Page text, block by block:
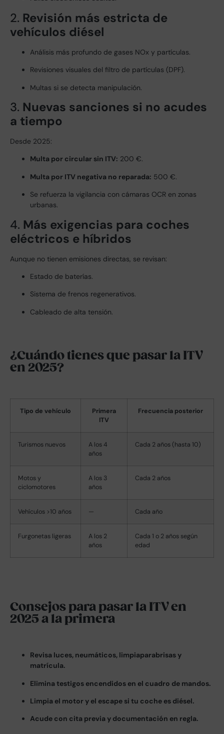
2. Revisión más estricta de
vehículos diésel
Análisis más profundo de gases NOx y partículas.
Revisiones visuales del filtro de partículas (DPF).
Multas si se detecta manipulación.
3. Nuevas sanciones si no acudes
a tiempo
Desde 2025:
Multa por circular sin ITV: 200 €.
Multa por ITV negativa no reparada: 500 €.
Se refuerza la vigilancia con cámaras OCR en zonas
urbanas.
4. Más exigencias para coches
eléctricos e híbridos
Aunque no tienen emisiones directas, se revisan:
Estado de baterías.
Sistema de frenos regenerativos.
Cableado de alta tensión.
¿Cuándo tienes que pasar la ITV
en 2025?
Tipo de vehículo
Primera
ITV
Frecuencia posterior
Turismos nuevos
A los 4
años
Cada 2 años (hasta 10)
Motos y
ciclomotores
A los 3
años
Cada 2 años
Vehículos >10 años — Cada año
Furgonetas ligeras
A los 2
años
Cada 1 o 2 años según
edad
Consejos para pasar la ITV en
2025 a la primera
Revisa luces, neumáticos, limpiaparabrisas y
matrícula.
Elimina testigos encendidos en el cuadro de mandos.
Limpia el motor y el escape si tu coche es diésel.
Acude con cita previa y documentación en regla.